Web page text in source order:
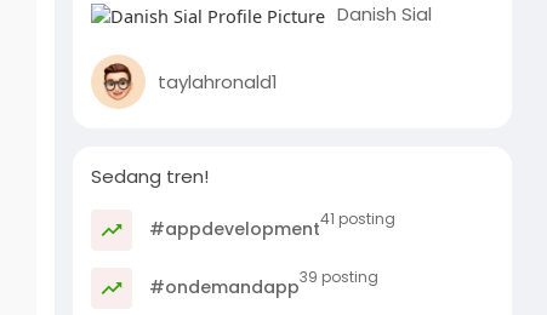
Danish Sial
taylahronald1
Sedang tren!
#appdevelopment41 posting
#ondemandapp39 posting